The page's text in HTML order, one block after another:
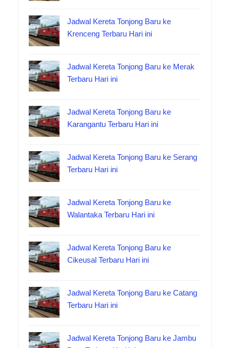
Jadwal Kereta Tonjong Baru ke
Krenceng Terbaru Hari ini
Jadwal Kereta Tonjong Baru ke Merak
Terbaru Hari ini
Jadwal Kereta Tonjong Baru ke
Karangantu Terbaru Hari ini
Jadwal Kereta Tonjong Baru ke Serang
Terbaru Hari ini
Jadwal Kereta Tonjong Baru ke
Walantaka Terbaru Hari ini
Jadwal Kereta Tonjong Baru ke
Cikeusal Terbaru Hari ini
Jadwal Kereta Tonjong Baru ke Catang
Terbaru Hari ini
Jadwal Kereta Tonjong Baru ke Jambu